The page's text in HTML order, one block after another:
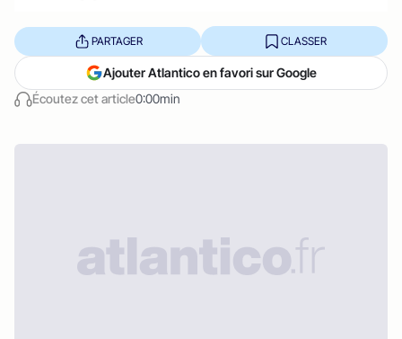
Écoutez cet article0:00min
PARTAGER CLASSER
Ajouter Atlantico en favori sur Google